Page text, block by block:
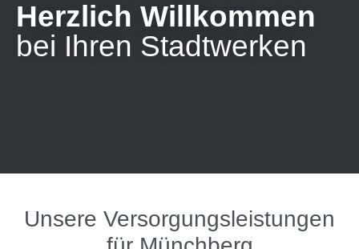
Herzlich Willkommen
bei Ihren Stadtwerken
Unsere Versorgungsleistungen